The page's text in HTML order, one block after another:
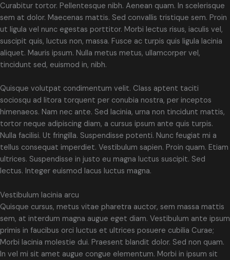
Curabitur tortor. Pellentesque nibh. Aenean quam. In scelerisque
sem at dolor. Maecenas mattis. Sed convallis tristique sem. Proin
ut ligula vel nunc egestas porttitor. Morbi lectus risus, iaculis vel,
suscipit quis, luctus non, massa. Fusce ac turpis quis ligula lacinia
aliquet. Mauris ipsum. Nulla metus metus, ullamcorper vel,
tincidunt sed, euismod in, nibh.
Quisque volutpat condimentum velit. Class aptent taciti
sociosqu ad litora torquent per conubia nostra, per inceptos
himenaeos. Nam nec ante. Sed lacinia, urna non tincidunt mattis,
tortor neque adipiscing diam, a cursus ipsum ante quis turpis.
Nulla facilisi. Ut fringilla. Suspendisse potenti. Nunc feugiat mi a
tellus consequat imperdiet. Vestibulum sapien. Proin quam. Etiam
ultrices. Suspendisse in justo eu magna luctus suscipit. Sed
lectus. Integer euismod lacus luctus magna.
Vestibulum lacinia arcu
Quisque cursus, metus vitae pharetra auctor, sem massa mattis
sem, at interdum magna augue eget diam. Vestibulum ante ipsum
primis in faucibus orci luctus et ultrices posuere cubilia Curae;
Morbi lacinia molestie dui. Praesent blandit dolor. Sed non quam.
In vel mi sit amet augue congue elementum. Morbi in ipsum sit